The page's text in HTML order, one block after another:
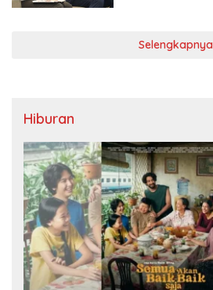
Selengkapnya
Hiburan